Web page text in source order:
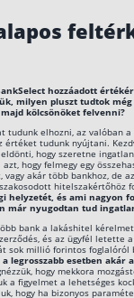
hozzáadott
milyen pluszt tudtok
kölcsönöket felvenni?
tudunk elhozni, az valóban
értéket tudunk nyújtani.
hogy szeretne
hogy felmegy egy
akár több bankhoz, de
hitelszakértőhöz
helyzetét, és ami nagyon
már nyugodtan tud
bank a lakáshitel
és az ügyfél letette
sok millió forintos foglalóról
a legrosszabb esetben akár
hogy mekkora
a figyelmet a lehetséges
hogy ha bizonyos